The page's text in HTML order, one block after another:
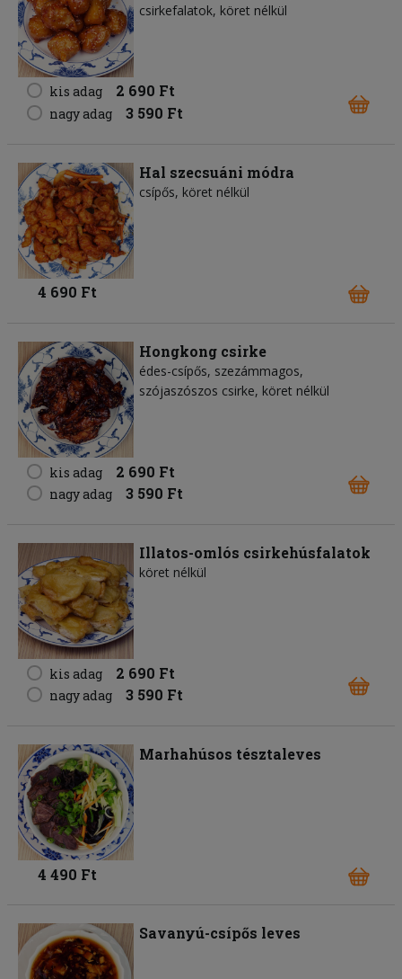
csirkefalatok, köret nélkül
kis adag 2 690 Ft
nagy adag 3 590 Ft
Hal szecsuáni módra
csípős, köret nélkül
4 690 Ft
Hongkong csirke
édes-csípős, szezámmagos,
szójaszószos csirke, köret nélkül
kis adag 2 690 Ft
nagy adag 3 590 Ft
Illatos-omlós csirkehúsfalatok
köret nélkül
kis adag 2 690 Ft
nagy adag 3 590 Ft
Marhahúsos tésztaleves
4 490 Ft
Savanyú-csípős leves